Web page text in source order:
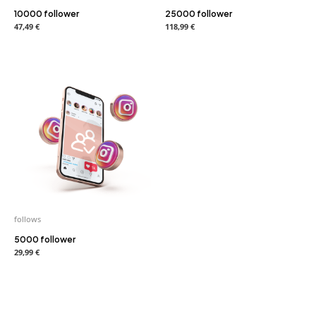
10000 follower
47,49 €
25000 follower
118,99 €
follows
5000 follower
29,99 €